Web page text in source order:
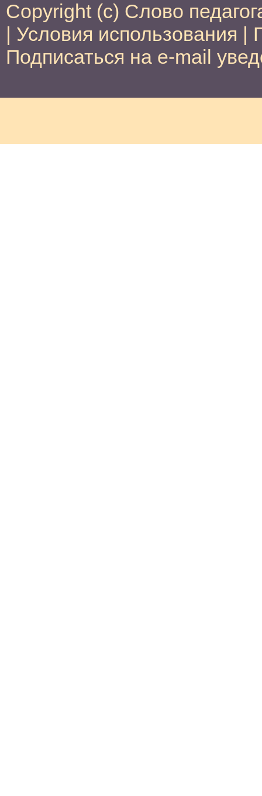
Copyright (c) Слово
| Условия использования |
Подписаться на e-mail